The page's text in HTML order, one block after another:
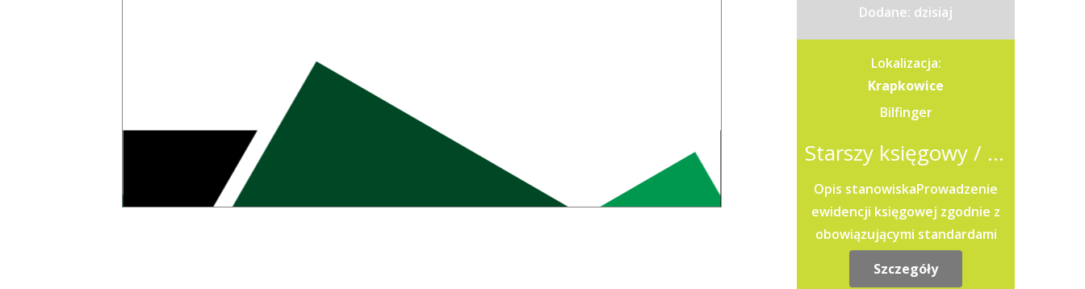
Dodane: dzisiaj
Lokalizacja:
Krapkowice
Bilfinger
Starszy księgowy / Starsza księgowa
Opis stanowiskaProwadzenie
ewidencji księgowej zgodnie z
obowiązującymi standardami
rachunkowości oraz zasadami
raportowania
Szczegóły